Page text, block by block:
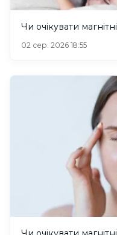
Чи очікувати
02 сер. 2026 18:55